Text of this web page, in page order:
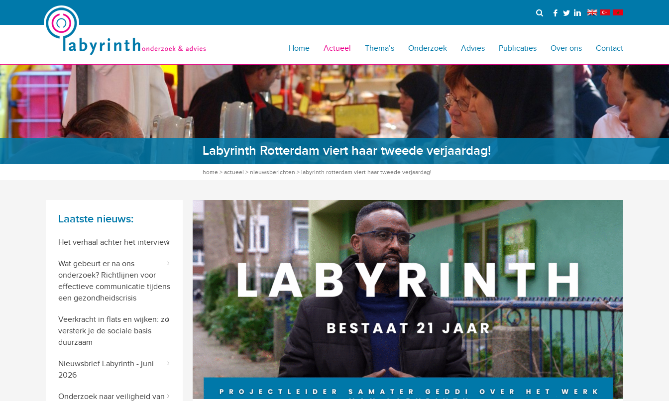
Home Actueel Thema’s Onderzoek Advies Publicaties Over ons Contact
Labyrinth Rotterdam viert haar tweede verjaardag!
home > actueel > nieuwsberichten > labyrinth rotterdam viert haar tweede verjaardag!
Laatste nieuws:
Het verhaal achter het interview
Wat gebeurt er na ons
onderzoek? Richtlijnen voor
effectieve communicatie tijdens
een gezondheidscrisis
Veerkracht in flats en wijken: zo
versterk je de sociale basis
duurzaam
Nieuwsbrief Labyrinth - juni
2026
Onderzoek naar veiligheid van